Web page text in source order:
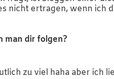
nicht ertragen, wenn ich
man dir folgen?
zu viel haha aber ich